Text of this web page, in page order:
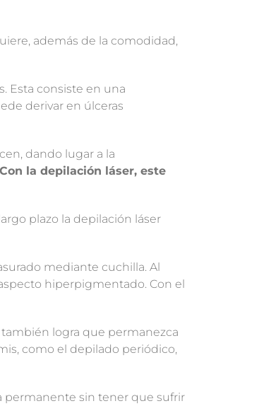
además de la comodidad,
Esta consiste en una
derivar en úlceras
dando lugar a la
Con la depilación láser, este
plazo la depilación láser
mediante cuchilla. Al
hiperpigmentado. Con el
logra que permanezca
como el depilado periódico,
permanente sin tener que sufrir